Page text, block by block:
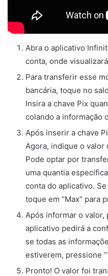
Abra o aplicativo
conta, onde
Para transferir esse
bancária, toque no
Insira a chave Pix
colando a informação
Após inserir a chave
Agora, indique o valor
Pode optar por
uma quantia
conta do aplicativo.
toque em “Max” para
Após informar o valor,
aplicativo pedirá a
se todas as
estiverem, pressione
Pronto! O valor foi